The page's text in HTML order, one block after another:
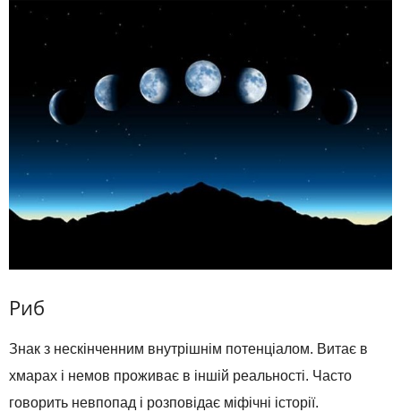
Риб
Знак з нескінченним внутрішнім потенціалом. Витає в
хмарах і немов проживає в іншій реальності. Часто
говорить невпопад і розповідає міфічні історії.